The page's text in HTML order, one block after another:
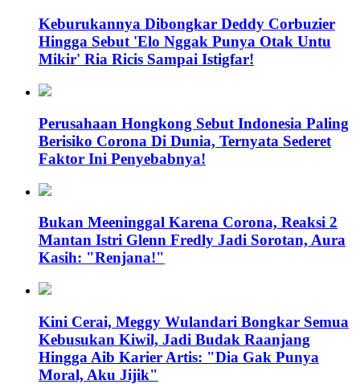
Keburukannya Dibongkar Deddy Corbuzier
Hingga Sebut 'Elo Nggak Punya Otak Untu
Mikir' Ria Ricis Sampai Istigfar!
Perusahaan Hongkong Sebut Indonesia Paling
Berisiko Corona Di Dunia, Ternyata Sederet
Faktor Ini Penyebabnya!
Bukan Meeninggal Karena Corona, Reaksi 2
Mantan Istri Glenn Fredly Jadi Sorotan, Aura
Kasih: "Renjana!"
Kini Cerai, Meggy Wulandari Bongkar Semua
Kebusukan Kiwil, Jadi Budak Raanjang
Hingga Aib Karier Artis: "Dia Gak Punya
Moral, Aku Jijik"